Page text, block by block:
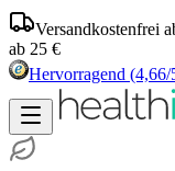
Versandkostenfrei
ab 25 €
Hervorragend (4,66/